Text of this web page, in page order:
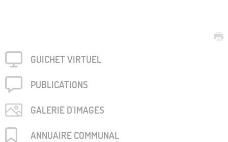
GUICHET VIRTUEL
PUBLICA­TIONS
GALERIE D'IMAGES
ANNUAIRE COMMUNAL